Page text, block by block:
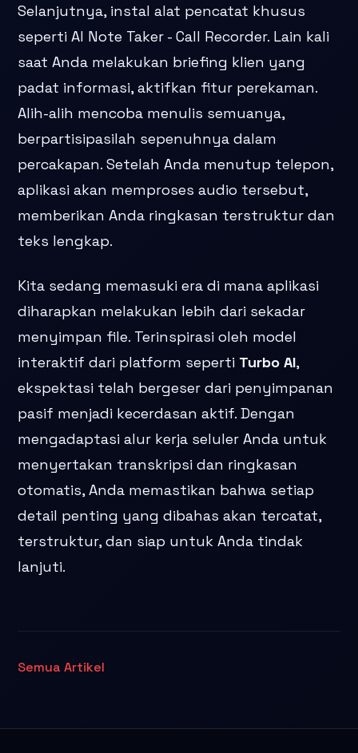
Selanjutnya, instal alat pencatat khusus
seperti AI Note Taker - Call Recorder. Lain kali
saat Anda melakukan briefing klien yang
padat informasi, aktifkan fitur perekaman.
Alih-alih mencoba menulis semuanya,
berpartisipasilah sepenuhnya dalam
percakapan. Setelah Anda menutup telepon,
aplikasi akan memproses audio tersebut,
memberikan Anda ringkasan terstruktur dan
teks lengkap.
Kita sedang memasuki era di mana aplikasi
diharapkan melakukan lebih dari sekadar
menyimpan file. Terinspirasi oleh model
interaktif dari platform seperti Turbo AI,
ekspektasi telah bergeser dari penyimpanan
pasif menjadi kecerdasan aktif. Dengan
mengadaptasi alur kerja seluler Anda untuk
menyertakan transkripsi dan ringkasan
otomatis, Anda memastikan bahwa setiap
detail penting yang dibahas akan tercatat,
terstruktur, dan siap untuk Anda tindak
lanjuti.
Semua Artikel